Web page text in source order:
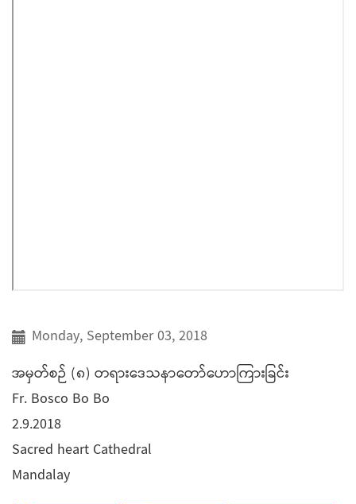
Monday, September 03, 2018
အမှတ်စဉ် (၈) တရားဒေသနာတော်ဟောကြားခြင်း
Fr. Bosco Bo Bo
2.9.2018
Sacred heart Cathedral
Mandalay